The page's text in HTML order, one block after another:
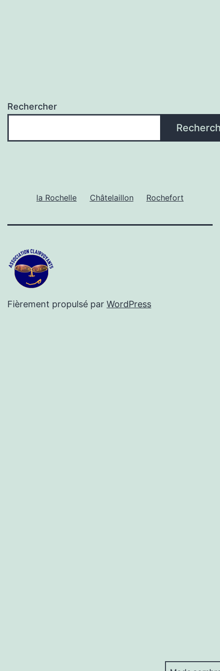
Rechercher
la Rochelle Châtelaillon Rochefort
Fièrement propulsé par WordPress